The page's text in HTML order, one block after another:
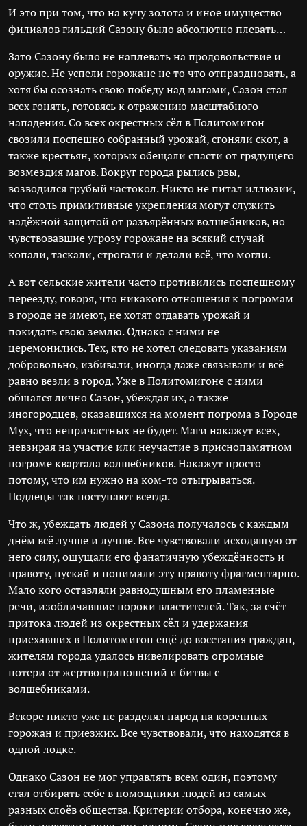
И это при том, что на кучу золота и иное имущество
филиалов гильдий Сазону было абсолютно плевать…
Зато Сазону было не наплевать на продовольствие и
оружие. Не успели горожане не то что отпраздновать, а
хотя бы осознать свою победу над магами, Сазон стал
всех гонять, готовясь к отражению масштабного
нападения. Со всех окрестных сёл в Политомигон
свозили поспешно собранный урожай, сгоняли скот, а
также крестьян, которых обещали спасти от грядущего
возмездия магов. Вокруг города рылись рвы,
возводился грубый частокол. Никто не питал иллюзии,
что столь примитивные укрепления могут служить
надёжной защитой от разъярённых волшебников, но
чувствовавшие угрозу горожане на всякий случай
копали, таскали, строгали и делали всё, что могли.
А вот сельские жители часто противились поспешному
переезду, говоря, что никакого отношения к погромам
в городе не имеют, не хотят отдавать урожай и
покидать свою землю. Однако с ними не
церемонились. Тех, кто не хотел следовать указаниям
добровольно, избивали, иногда даже связывали и всё
равно везли в город. Уже в Политомигоне с ними
общался лично Сазон, убеждая их, а также
иногородцев, оказавшихся на момент погрома в Городе
Мух, что непричастных не будет. Маги накажут всех,
невзирая на участие или неучастие в приснопамятном
погроме квартала волшебников. Накажут просто
потому, что им нужно на ком-то отыгрываться.
Подлецы так поступают всегда.
Что ж, убеждать людей у Сазона получалось с каждым
днём всё лучше и лучше. Все чувствовали исходящую от
него силу, ощущали его фанатичную убеждённость и
правоту, пускай и понимали эту правоту фрагментарно.
Мало кого оставляли равнодушным его пламенные
речи, изобличавшие пороки властителей. Так, за счёт
притока людей из окрестных сёл и удержания
приехавших в Политомигон ещё до восстания граждан,
жителям города удалось нивелировать огромные
потери от жертвоприношений и битвы с
волшебниками.
Вскоре никто уже не разделял народ на коренных
горожан и приезжих. Все чувствовали, что находятся в
одной лодке.
Однако Сазон не мог управлять всем один, поэтому
стал отбирать себе в помощники людей из самых
разных слоёв общества. Критерии отбора, конечно же,